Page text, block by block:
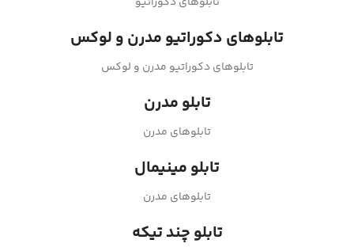
تابلوهای دکوراتیو مدرن و لوکس
تابلوهای دکوراتیو مدرن و لوکس
تابلو مدرن
تابلوهای مدرن
تابلو مینیمال
تابلوهای مدرن
تابلو چند تیکه